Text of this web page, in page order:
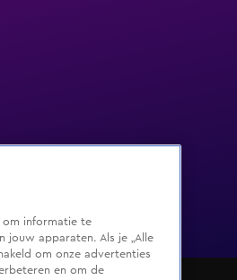
om informatie te
jouw apparaten. Als je „Alle
om onze advertenties
en om de